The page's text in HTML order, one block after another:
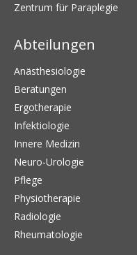
Zentrum für Paraplegie
Abteilungen
Anästhesiologie
Beratungen
Ergotherapie
Infektiologie
Innere Medizin
Neuro-Urologie
Pflege
Physiotherapie
Radiologie
Rheumatologie